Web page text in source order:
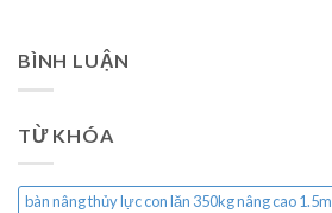
BÌNH LUẬN
TỪ KHÓA
bàn nâng thủy lực con lăn 350kg nâng cao 1.5m